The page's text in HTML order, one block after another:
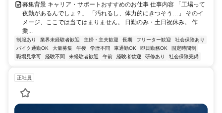
募集背景 キャリア・サポートおすすめのお仕事 仕事内容 「工場って
夜勤があるんでしょ？」 「汚れるし、体力的にきつそう…」 そのイ
メージ、ここでは当てはまりません。 日勤のみ・土日祝休み。 作
業...
制服あり 業界未経験者歓迎 主婦・主夫歓迎 長期 フリーター歓迎
社会保険あり
バイク通勤OK
大量募集 午後 学歴不問 車通勤OK 即日勤務OK
固定時間制
職場見学可
経験不問 未経験者歓迎 午前 経験者歓迎 研修あり 社会保険完備
正社員